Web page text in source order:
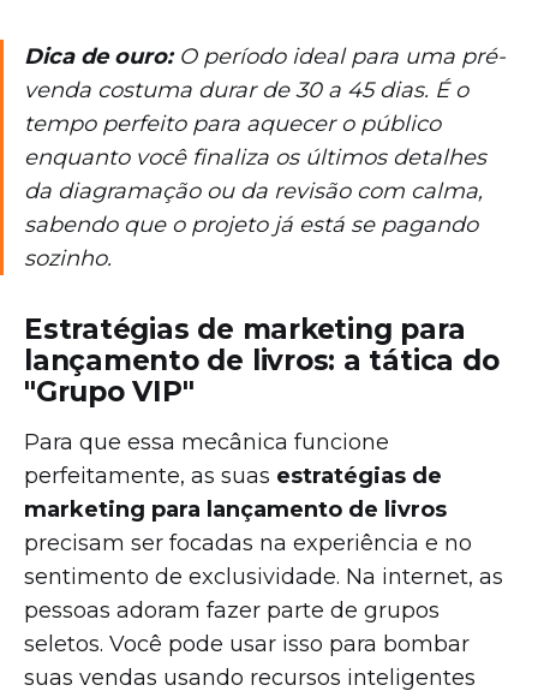
Dica de ouro:O período ideal para uma pré-
venda costuma durar de 30 a 45 dias. É o
tempo perfeito para aquecer o público
enquanto você finaliza os últimos detalhes
da diagramação ou da revisão com calma,
sabendo que o projeto já está se pagando
sozinho.
Estratégias de marketing para
lançamento de livros: a tática do
"Grupo VIP"
Para que essa mecânica funcione
perfeitamente, as suas estratégias de
marketing para lançamento de livros
precisam ser focadas na experiência e no
sentimento de exclusividade. Na internet, as
pessoas adoram fazer parte de grupos
seletos. Você pode usar isso para bombar
suas vendas usando recursos inteligentes